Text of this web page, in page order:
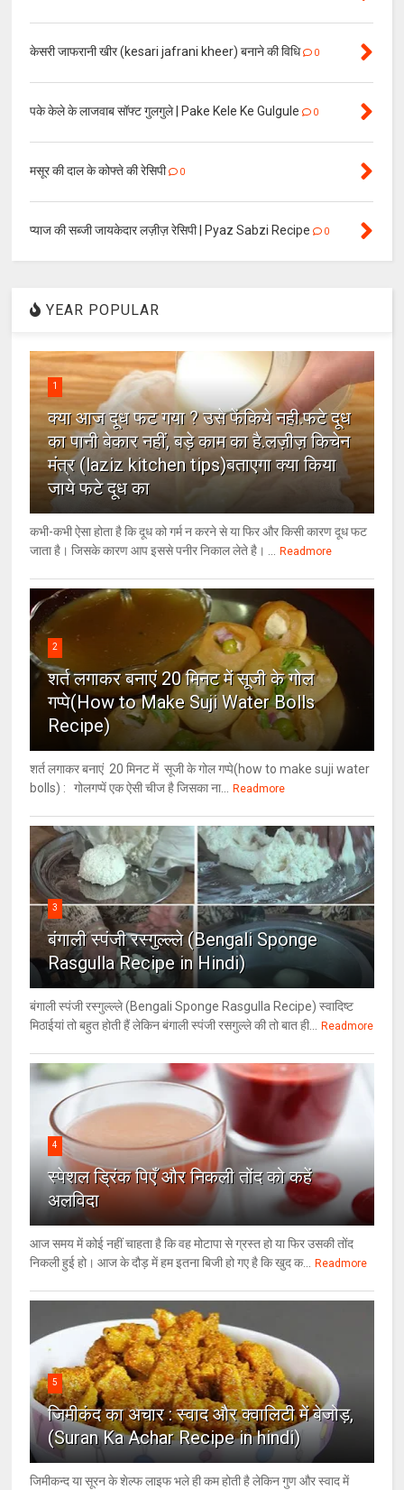
केसरी जाफरानी खीर (kesari jafrani kheer) बनाने की विधि 0
पके केले के लाजवाब सॉफ्ट गुलगुले | Pake Kele Ke Gulgule 0
मसूर की दाल के कोफ्ते की रेसिपी 0
प्याज की सब्जी जायकेदार लज़ीज़ रेसिपी | Pyaz Sabzi Recipe 0
YEAR POPULAR
1
क्या आज दूध फट गया ? उसे फेंकिये नही.फटे दूध
का पानी बेकार नहीं, बड़े काम का है.लज़ीज़ किचेन
मंत्र (laziz kitchen tips)बताएगा क्या किया
जाये फटे दूध का
कभी-कभी ऐसा होता है कि दूध को गर्म न करने से या फिर और किसी कारण दूध फट
जाता है। जिसके कारण आप इससे पनीर निकाल लेते है। ... Readmore
2
शर्त लगाकर बनाएं 20 मिनट में सूजी के गोल
गप्पे(How to Make Suji Water Bolls
Recipe)
शर्त लगाकर बनाएं 20 मिनट में सूजी के गोल गप्पे(how to make suji water
bolls) : गोलगप्पें एक ऐसी चीज है जिसका ना... Readmore
3
बंगाली स्पंजी रस्गुल्ल्ले (Bengali Sponge
Rasgulla Recipe in Hindi)
बंगाली स्पंजी रस्गुल्ल्ले (Bengali Sponge Rasgulla Recipe) स्वादिष्ट
मिठाईयां तो बहुत होती हैं लेकिन बंगाली स्पंजी रसगुल्ले की तो बात ही... Readmore
4
स्पेशल ड्रिंक पिएँ और निकली तोंद को कहें
अलविदा
आज समय में कोई नहीं चाहता है कि वह मोटापा से ग्रस्त हो या फिर उसकी तोंद
निकली हुई हो। आज के दौड़ में हम इतना बिजी हो गए है कि खुद क... Readmore
5
जिमीकंद का अचार : स्वाद और क्वालिटी में बेजोड़,
(Suran Ka Achar Recipe in hindi)
जिमीकन्द या सूरन के शेल्फ लाइफ भले ही कम होती है लेकिन गुण और स्वाद में